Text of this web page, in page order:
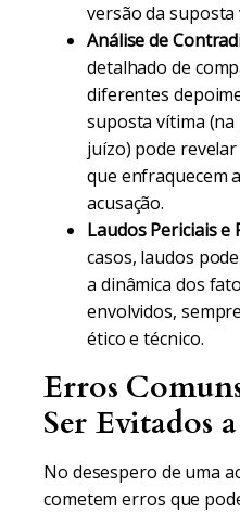
versão da suposta
Análise de
detalhado de
diferentes
suposta vítima (na
juízo) pode
que enfraquecem
acusação.
Laudos Periciais e
casos, laudos
a dinâmica dos
envolvidos,
ético e técnico.
Erros
Ser Evitados
No desespero de uma
cometem erros que